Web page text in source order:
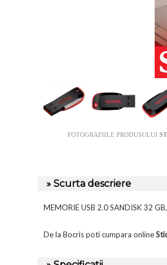
FOTOGRAFIILE PRODUSULUI
» Scurta descriere
MEMORIE USB 2.0 SANDISK 32
De la Bocris poti cumpara online